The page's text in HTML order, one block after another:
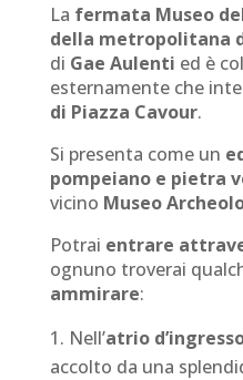
La fermata Museo
della metropolitana
di Gae Aulenti ed è
esternamente che
di Piazza Cavour.
Si presenta come un
pompeiano e pietra
vicino Museo
Potrai entrare
ognuno troverai
ammirare:
Nell’atrio
accolto da una